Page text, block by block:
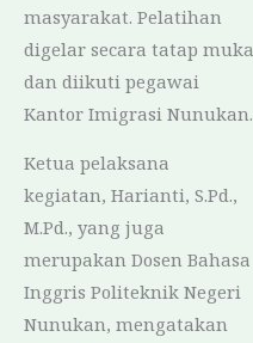
masyarakat. Pelatihan
digelar secara tatap muka
dan diikuti pegawai
Kantor Imigrasi Nunukan.
Ketua pelaksana
kegiatan, Harianti, S.Pd.,
M.Pd., yang juga
merupakan Dosen Bahasa
Inggris Politeknik Negeri
Nunukan, mengatakan